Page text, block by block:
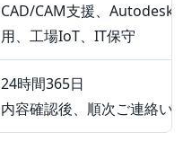
CAD/CAM支援、Autodesk
用、工場IoT、IT保守
24時間365日
内容確認後、順次ご連絡い